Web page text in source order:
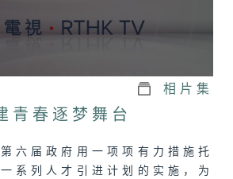
相片集
青春逐梦舞台
六届政府用一项项有力措施托
系列人才引进计划的实施，为